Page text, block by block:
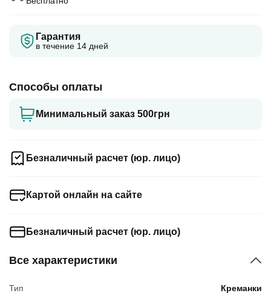
Все характеристики
Тип Креманки
Гарантия
в течение 14 дней
Способы оплаты
Минимальный заказ 500грн
Безналичный расчет (юр. лицо)
Картой онлайн на сайте
Безналичный расчет (юр. лицо)